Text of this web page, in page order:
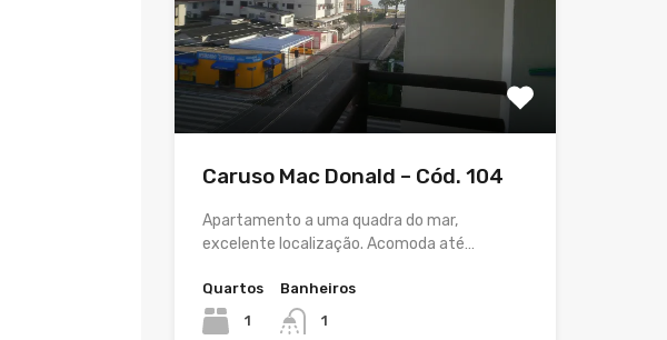
Caruso Mac Donald – Cód. 104
Apartamento a uma quadra do mar,
excelente localização. Acomoda até…
Quartos
1
Banheiros
1